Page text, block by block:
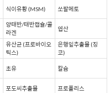
식이유황 (MSM) 쏘팔메토
양태반/태반캡슐/콜
라겐
엽산
유산균 (프로바이오
틱스)
은행잎추출물 (징
코)
초유 칼슘
포도씨추출물 프로폴리스